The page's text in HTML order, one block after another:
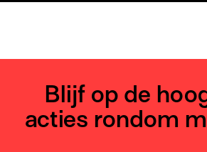
Blijf op de
acties rondom